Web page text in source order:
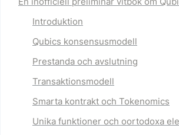
Introduktion
Qubics konsensusmodell
Prestanda och avslutning
Transaktionsmodell
Smarta kontrakt och Tokenomics
Unika funktioner och oortodoxa